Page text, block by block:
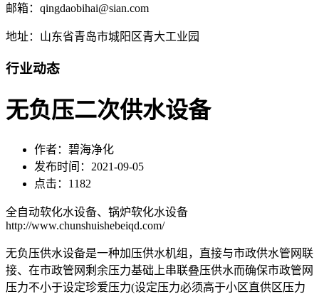
邮箱：qingdaobihai@sian.com
地址：山东省青岛市城阳区青大工业园
行业动态
无负压二次供水设备
作者：碧海净化
发布时间：2021-09-05
点击：1182
全自动软化水设备、锅炉软化水设备
http://www.chunshuishebeiqd.com/
无负压供水设备是一种加压供水机组，直接与市政供水管网联
接、在市政管网剩余压力基础上串联叠压供水而确保市政管网
压力不小于设定珍爱压力(设定压力必须高于小区直供区压力